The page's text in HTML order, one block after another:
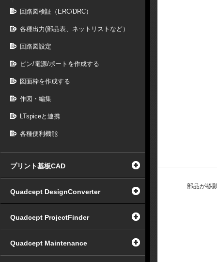
回路図検証（ERC/DRC）
各種出力(部品表、ネットリストなど）
回路図設定
ピン/電源/ポートを作成する
図面枠を作成する
作図・編集
LTspiceと連携
各種便利機能
プリント基板CAD
Quadcept DesignConverter
Quadcept ProjectFinder
Quadcept Maintenance
部品が移